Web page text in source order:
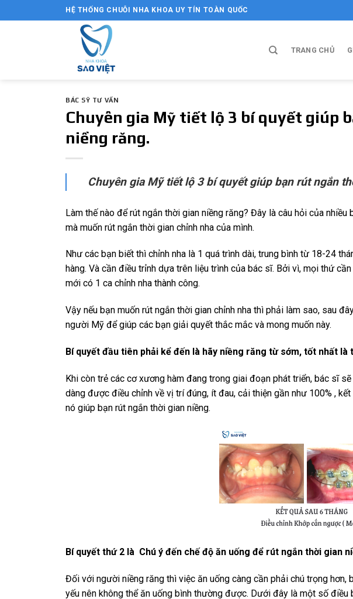
to
HỆ THỐNG CHUỖI NHA KHOA UY TÍN TOÀN QUỐC
TRANG CHỦ
BÁC SỸ TƯ VẤN
Chuyên gia Mỹ tiết lộ 3 bí quyết giúp
niềng răng.
Chuyên gia Mỹ tiết lộ 3 bí quyết giúp bạn rút ngắn
Làm thế nào để rút ngắn thời gian niềng răng? Đây là câu hỏi của
mà muốn rút ngắn thời gian chỉnh nha của mình.
Như các bạn biết thì chỉnh nha là 1 quá trình dài, trung bình từ 18-24
hàng. Và cần điều trỉnh dựa trên liệu trình của bác sĩ. Bởi vì, mọi thứ
mới có 1 ca chỉnh nha thành công.
Vậy nếu bạn muốn rút ngắn thời gian chỉnh nha thì phải làm sao, sau
người Mỹ để giúp các bạn giải quyết thắc mắc và mong muốn này.
Bí quyết đầu tiên phải kể đến là hãy niềng răng từ sớm, tốt nhất
Khi còn trẻ các cơ xương hàm đang trong giai đoạn phát triển, bác sĩ
dàng được điều chỉnh về vị trí đúng, ít đau, cải thiện gần như 100% ,
nó giúp bạn rút ngắn thời gian niềng.
Bí quyết thứ 2 là Chú ý đến chế độ ăn uống để rút ngắn thời gian
Đối với người niềng răng thì việc ăn uống càng cần phải chú trọng
yếu nên không thể ăn uống bình thường được. Dưới đây là một số